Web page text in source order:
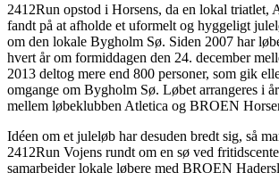
2412Run opstod i Horsens, da en lokal triatlet,
fandt på at afholde et uformelt og hyggeligt
om den lokale Bygholm Sø. Siden 2007 har
hvert år om formiddagen den 24. december
2013 deltog mere end 800 personer, som gik
omgange om Bygholm Sø. Løbet arrangeres i
mellem løbeklubben Atletica og BROEN
Idéen om et juleløb har desuden bredt sig, så
2412Run Vojens rundt om en sø ved
samarbejder lokale løbere med BROEN